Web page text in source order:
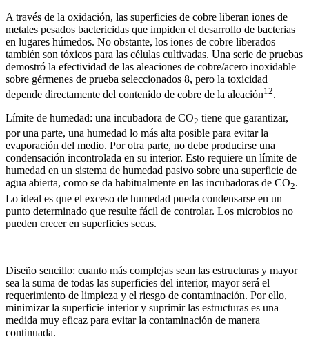
A través de la oxidación, las superficies de cobre liberan iones de
metales pesados bactericidas que impiden el desarrollo de bacterias
en lugares húmedos. No obstante, los iones de cobre liberados
también son tóxicos para las células cultivadas. Una serie de pruebas
demostró la efectividad de las aleaciones de cobre/acero inoxidable
sobre gérmenes de prueba seleccionados 8, pero la toxicidad
depende directamente del contenido de cobre de la aleación12.
Límite de humedad: una incubadora de CO2 tiene que garantizar,
por una parte, una humedad lo más alta posible para evitar la
evaporación del medio. Por otra parte, no debe producirse una
condensación incontrolada en su interior. Esto requiere un límite de
humedad en un sistema de humedad pasivo sobre una superficie de
agua abierta, como se da habitualmente en las incubadoras de CO2.
Lo ideal es que el exceso de humedad pueda condensarse en un
punto determinado que resulte fácil de controlar. Los microbios no
pueden crecer en superficies secas.
Diseño sencillo: cuanto más complejas sean las estructuras y mayor
sea la suma de todas las superficies del interior, mayor será el
requerimiento de limpieza y el riesgo de contaminación. Por ello,
minimizar la superficie interior y suprimir las estructuras es una
medida muy eficaz para evitar la contaminación de manera
continuada.